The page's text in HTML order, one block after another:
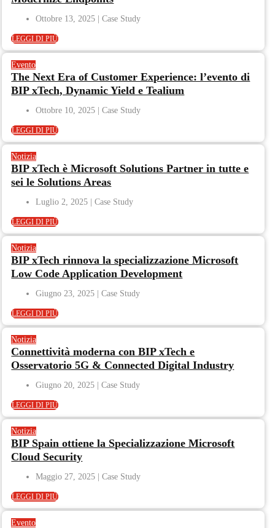
Ottobre 13, 2025
LEGGI DI PIÙ
Evento
The Next Era of Customer Experience: l’evento di
BIP xTech, Dynamic Yield e Tealium
Ottobre 10, 2025
LEGGI DI PIÙ
Notizia
BIP xTech è Microsoft Solutions Partner in tutte e
sei le Solutions Areas
Luglio 2, 2025
LEGGI DI PIÙ
Notizia
BIP xTech rinnova la specializzazione Microsoft
Low Code Application Development
Giugno 23, 2025
LEGGI DI PIÙ
Notizia
Connettività moderna con BIP xTech e
Osservatorio 5G & Connected Digital Industry
Giugno 20, 2025
LEGGI DI PIÙ
Notizia
BIP Spain ottiene la Specializzazione Microsoft
Cloud Security
Maggio 27, 2025
LEGGI DI PIÙ
Evento